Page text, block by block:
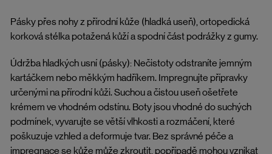
Pásky přes nohy z přírodní kůže (hladká useň), ortopedická
korková stélka potažená kůží a spodní část podrážky z gumy.
Údržba hladkých usní (pásky): Nečistoty odstraníte jemným
kartáčkem nebo měkkým hadříkem. Impregnujte přípravky
určenými na přírodní kůži. Suchou a čistou useň ošetřete
krémem ve vhodném odstínu. Boty jsou vhodné do suchých
podmínek, vyvarujte se větší vlhkosti a rozmáčení, které
poškuzuje vzhled a deformuje tvar. Bez správné péče a
impregnace se kůže může zkroutit, popřípadě mohou vznikat